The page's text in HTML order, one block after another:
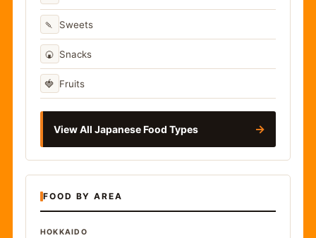
🍡 Sweets
🍘 Snacks
🍓 Fruits
View All Japanese Food Types →
FOOD BY AREA
HOKKAIDO